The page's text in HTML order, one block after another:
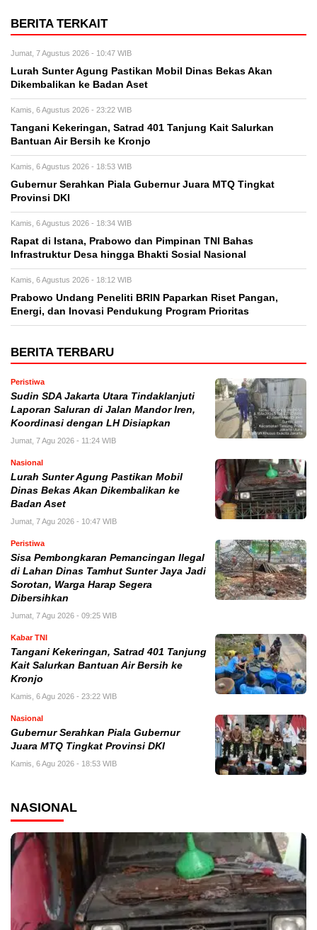
BERITA TERKAIT
Jumat, 7 Agustus 2026 - 10:47 WIB
Lurah Sunter Agung Pastikan Mobil Dinas Bekas Akan
Dikembalikan ke Badan Aset
Kamis, 6 Agustus 2026 - 23:22 WIB
Tangani Kekeringan, Satrad 401 Tanjung Kait Salurkan
Bantuan Air Bersih ke Kronjo
Kamis, 6 Agustus 2026 - 18:53 WIB
Gubernur Serahkan Piala Gubernur Juara MTQ Tingkat
Provinsi DKI
Kamis, 6 Agustus 2026 - 18:34 WIB
Rapat di Istana, Prabowo dan Pimpinan TNI Bahas
Infrastruktur Desa hingga Bhakti Sosial Nasional
Kamis, 6 Agustus 2026 - 18:12 WIB
Prabowo Undang Peneliti BRIN Paparkan Riset Pangan,
Energi, dan Inovasi Pendukung Program Prioritas
BERITA TERBARU
Peristiwa
Sudin SDA Jakarta Utara Tindaklanjuti
Laporan Saluran di Jalan Mandor Iren,
Koordinasi dengan LH Disiapkan
Jumat, 7 Agu 2026 - 11:24 WIB
Nasional
Lurah Sunter Agung Pastikan Mobil
Dinas Bekas Akan Dikembalikan ke
Badan Aset
Jumat, 7 Agu 2026 - 10:47 WIB
Peristiwa
Sisa Pembongkaran Pemancingan Ilegal
di Lahan Dinas Tamhut Sunter Jaya Jadi
Sorotan, Warga Harap Segera
Dibersihkan
Jumat, 7 Agu 2026 - 09:25 WIB
Kabar TNI
Tangani Kekeringan, Satrad 401 Tanjung
Kait Salurkan Bantuan Air Bersih ke
Kronjo
Kamis, 6 Agu 2026 - 23:22 WIB
Nasional
Gubernur Serahkan Piala Gubernur
Juara MTQ Tingkat Provinsi DKI
Kamis, 6 Agu 2026 - 18:53 WIB
NASIONAL